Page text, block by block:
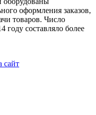
оформления заказов,
товаров. Число
году составляло более
сайт